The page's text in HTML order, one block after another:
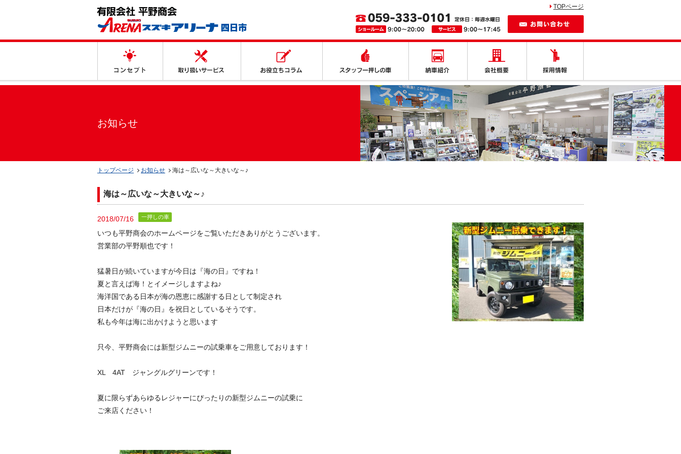
TOPページ
お知らせ
トップページ お知らせ 海は～広いな～大きいな～♪
海は～広いな～大きいな～♪
2018/07/16 一押しの車
いつも平野商会のホームページをご覧いただきありがとうございます。
営業部の平野順也です！
猛暑日が続いていますが今日は『海の日』ですね！
夏と言えば海！とイメージしますよね♪
海洋国である日本が海の恩恵に感謝する日として制定され
日本だけが『海の日』を祝日としているそうです。
私も今年は海に出かけようと思います
只今、平野商会には新型ジムニーの試乗車をご用意しております！
XL 4AT ジャングルグリーンです！
夏に限らずあらゆるレジャーにぴったりの新型ジムニーの試乗に
ご来店ください！